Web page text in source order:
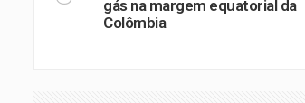
gás na margem equatorial da
Colômbia